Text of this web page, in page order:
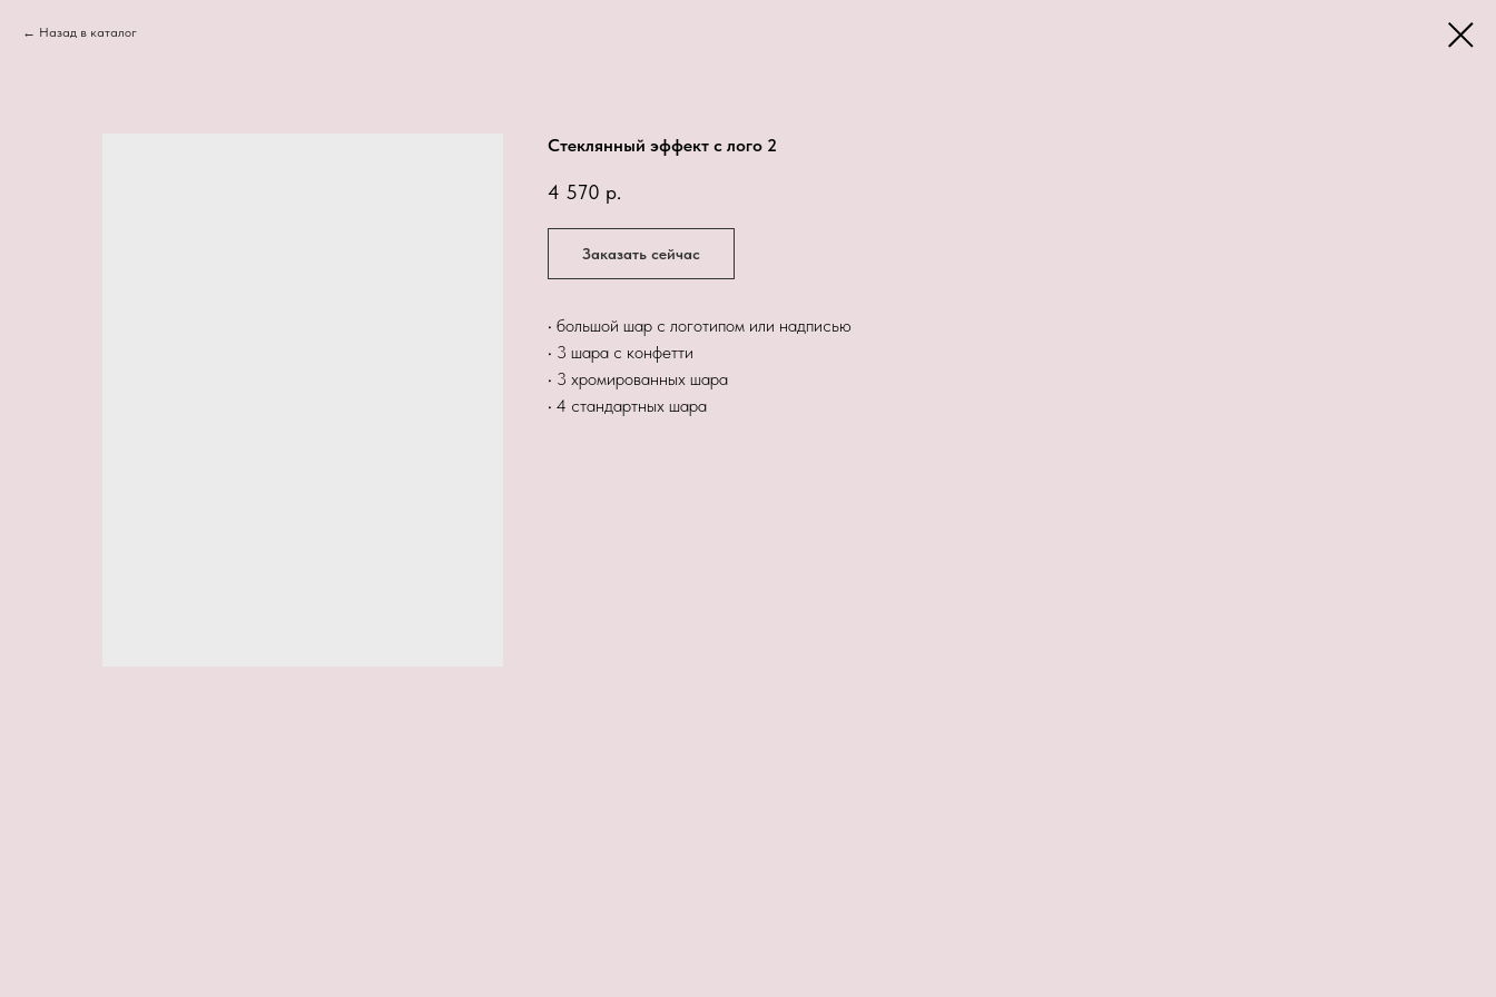
Назад в каталог
Стеклянный эффект с лого 2
4 570 р.
Заказать сейчас
• большой шар с логотипом или надписью
• 3 шара с конфетти
• 3 хромированных шара
• 4 стандартных шара